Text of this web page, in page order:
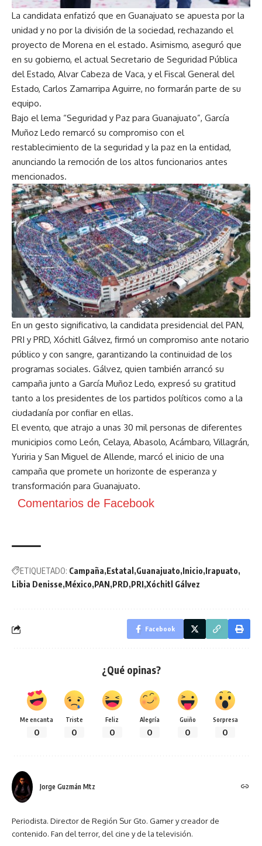
La candidata enfatizó que en Guanajuato se apuesta por la
unidad y no por la división de la sociedad, rechazando el
proyecto de Morena en el estado. Asimismo, aseguró que
en su gobierno, el actual Secretario de Seguridad Pública
del Estado, Alvar Cabeza de Vaca, y el Fiscal General del
Estado, Carlos Zamarripa Aguirre, no formarán parte de su
equipo.
Bajo el lema “Seguridad y Paz para Guanajuato”, García
Muñoz Ledo remarcó su compromiso con el
restablecimiento de la seguridad y la paz en la entidad,
anunciando la remoción de los altos funcionarios antes
mencionados.
En un gesto significativo, la candidata presidencial del PAN,
PRI y PRD, Xóchitl Gálvez, firmó un compromiso ante notario
público y con sangre, garantizando la continuidad de los
programas sociales. Gálvez, quien también arrancó su
campaña junto a García Muñoz Ledo, expresó su gratitud
tanto a los presidentes de los partidos políticos como a la
ciudadanía por confiar en ellas.
El evento, que atrajo a unas 30 mil personas de diferentes
municipios como León, Celaya, Abasolo, Acámbaro, Villagrán,
Yuriria y San Miguel de Allende, marcó el inicio de una
campaña que promete un horizonte de esperanza y
transformación para Guanajuato.
Comentarios de Facebook
ETIQUETADO: Campaña Estatal Guanajuato Inicio Irapuato
Libia Denisse México PAN PRD PRI Xóchitl Gálvez
Facebook
¿Qué opinas?
Me encanta
0
Triste
0
Feliz
0
Alegría
0
Guiño
0
Sorpresa
0
Jorge Guzmán Mtz
Periodista. Director de Región Sur Gto. Gamer y creador de
contenido. Fan del terror, del cine y de la televisión.